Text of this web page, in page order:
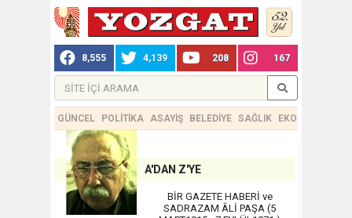
8,555 4,139 208 167
GÜNCEL POLİTİKA ASAYİŞ BELEDİYE SAĞLIK EKONOMİ
A'DAN Z'YE
BİR GAZETE HABERİ ve
SADRAZAM ÂLİ PAŞA (5